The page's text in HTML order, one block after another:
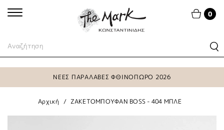
0
ΝΕΕΣ ΠΑΡΑΛΑΒΕΣ ΦΘΙΝΟΠΩΡΟ 2026
Αρχική ΖΑΚΕΤΟΜΠΟΥΦΑΝ BOSS - 404 ΜΠΛΕ